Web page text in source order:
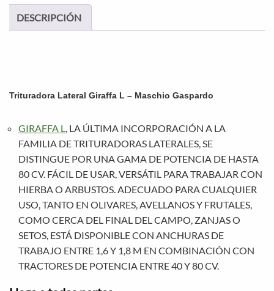
DESCRIPCIÓN
Trituradora Lateral Giraffa L – Maschio Gaspardo
GIRAFFA L
, LA ÚLTIMA INCORPORACIÓN A LA
FAMILIA DE TRITURADORAS LATERALES, SE
DISTINGUE POR UNA GAMA DE POTENCIA DE HASTA
80 CV. FÁCIL DE USAR, VERSÁTIL PARA TRABAJAR CON
HIERBA O ARBUSTOS. ADECUADO PARA CUALQUIER
USO, TANTO EN OLIVARES, AVELLANOS Y FRUTALES,
COMO CERCA DEL FINAL DEL CAMPO, ZANJAS O
SETOS, ESTÁ DISPONIBLE CON ANCHURAS DE
TRABAJO ENTRE 1,6 Y 1,8 M EN COMBINACIÓN CON
TRACTORES DE POTENCIA ENTRE 40 Y 80 CV.